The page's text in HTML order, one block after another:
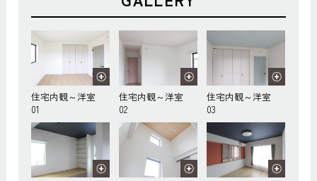
住宅内観～洋室
01
住宅内観～洋室
02
住宅内観～洋室
03